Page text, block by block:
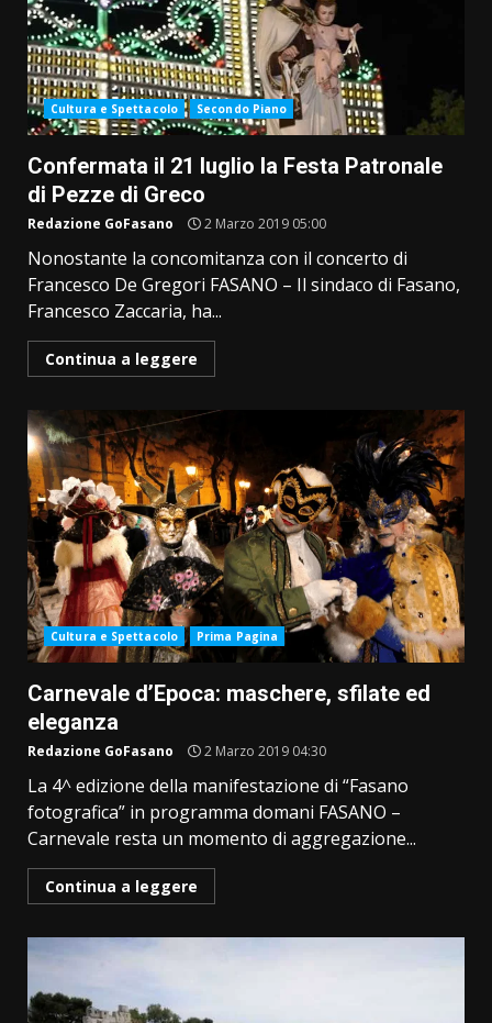
Cultura e Spettacolo Secondo Piano
Confermata il 21 luglio la Festa Patronale
di Pezze di Greco
Redazione GoFasano 2 Marzo 2019 05:00
Nonostante la concomitanza con il concerto di
Francesco De Gregori FASANO – Il sindaco di Fasano,
Francesco Zaccaria, ha...
Continua a leggere
Cultura e Spettacolo Prima Pagina
Carnevale d’Epoca: maschere, sfilate ed
eleganza
Redazione GoFasano 2 Marzo 2019 04:30
La 4^ edizione della manifestazione di “Fasano
fotografica” in programma domani FASANO –
Carnevale resta un momento di aggregazione...
Continua a leggere